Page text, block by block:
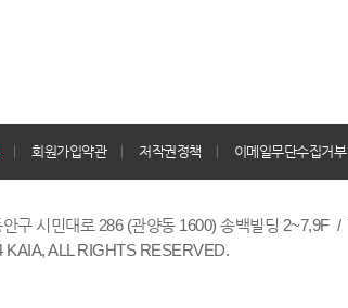
회원가입약관 저작권정책 이메일무단수집거부
구 시민대로 286 (관양동 1600) 송백빌딩 2~7,9F
ALL RIGHTS RESERVED.